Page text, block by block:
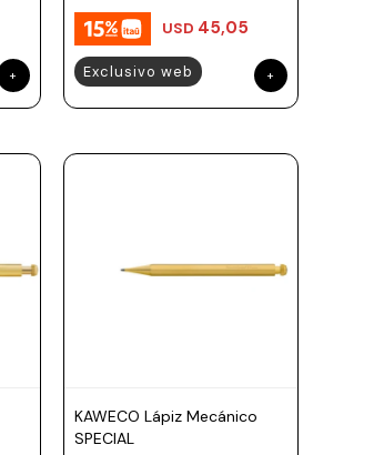
USD 45,05
Exclusivo web
KAWECO Lápiz Mecánico
SPECIAL